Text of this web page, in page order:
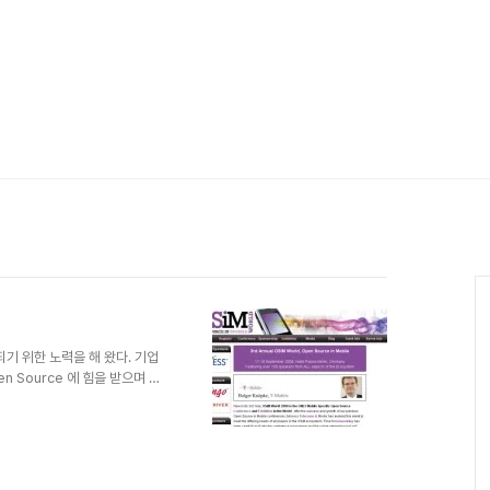
위한 노력을 해 왔다. 기업
Source 에 힘을 받으며 눈
부족한 듯 하였다. 근래